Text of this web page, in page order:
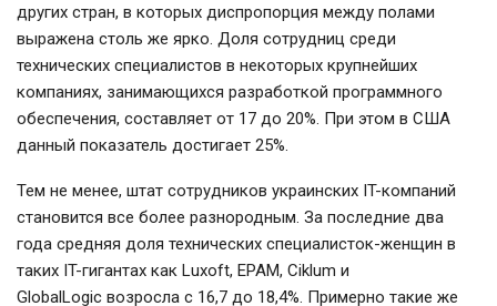
других стран, в которых диспропорция между полами
выражена столь же ярко. Доля сотрудниц среди
технических специалистов в некоторых крупнейших
компаниях, занимающихся разработкой программного
обеспечения, составляет от 17 до 20%. При этом в США
данный показатель достигает 25%.
Тем не менее, штат сотрудников украинских IT-компаний
становится все более разнородным. За последние два
года средняя доля технических специалисток-женщин в
таких IT-гигантах как Luxoft, EPAM, Ciklum и
GlobalLogic возросла с 16,7 до 18,4%. Примерно такие же